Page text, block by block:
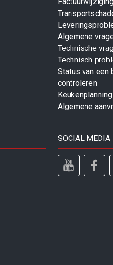
Algemene
Technische
Technisch
Status van een
controleren
Algemene
SOCIAL MEDIA